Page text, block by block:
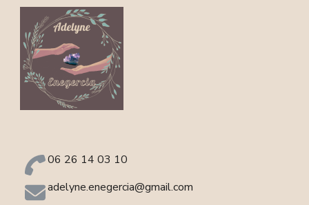
06 26 14 03 10
adelyne.enegercia@gmail.com